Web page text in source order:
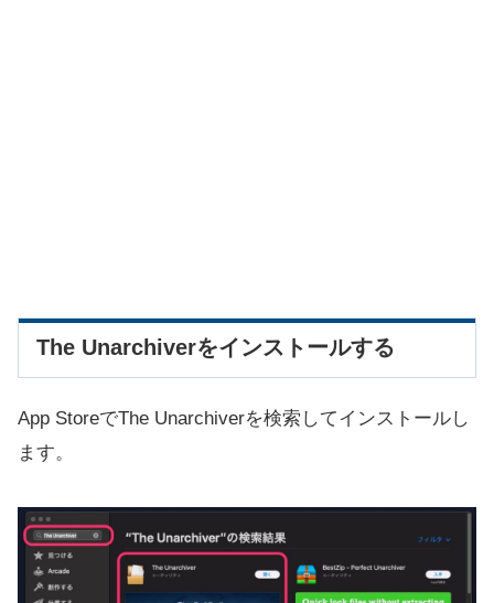
The Unarchiverをインストールする
App StoreでThe Unarchiverを検索してインストールし
ます。